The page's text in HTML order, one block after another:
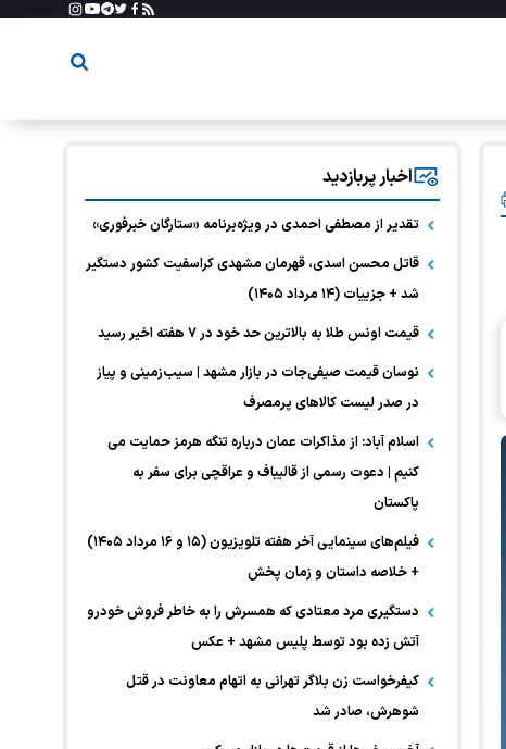
اخبار پربازدید
تقدیر از مصطفی احمدی در ویژه‌برنامه «ستارگان خبرفوری»
قاتل محسن اسدی، قهرمان مشهدی کراسفیت کشور دستگیر
شد + جزییات (۱۴ مرداد ۱۴۰۵)
قیمت اونس طلا به بالاترین حد خود در ۷ هفته اخیر رسید
نوسان قیمت صیفی‌جات در بازار مشهد | سیب‌زمینی و پیاز
در صدر لیست کالا‌های پرمصرف
اسلام آباد: از مذاکرات عمان درباره تنگه هرمز حمایت می
کنیم | دعوت رسمی از قالیباف و عراقچی برای سفر به
پاکستان
فیلم‌های سینمایی آخر هفته تلویزیون (۱۵ و ۱۶ مرداد ۱۴۰۵)
+ خلاصه داستان و زمان پخش
دستگیری مرد معتادی که همسرش را به خاطر فروش خودرو
آتش زده بود توسط پلیس مشهد + عکس
کیفرخواست زن بلاگر تهرانی به اتهام معاونت در قتل
شوهرش، صادر شد